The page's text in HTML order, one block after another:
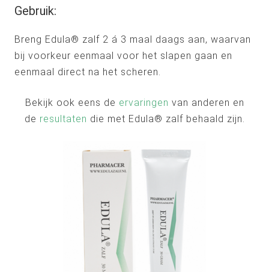
Gebruik:
Breng Edula® zalf 2 á 3 maal daags aan, waarvan
bij voorkeur eenmaal voor het slapen gaan en
eenmaal direct na het scheren.
Bekijk ook eens de ervaringen van anderen en
de resultaten die met Edula® zalf behaald zijn.